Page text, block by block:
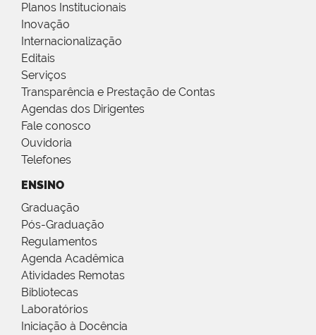
Planos Institucionais
Inovação
Internacionalização
Editais
Serviços
Transparência e Prestação de Contas
Agendas dos Dirigentes
Fale conosco
Ouvidoria
Telefones
ENSINO
Graduação
Pós-Graduação
Regulamentos
Agenda Acadêmica
Atividades Remotas
Bibliotecas
Laboratórios
Iniciação à Docência